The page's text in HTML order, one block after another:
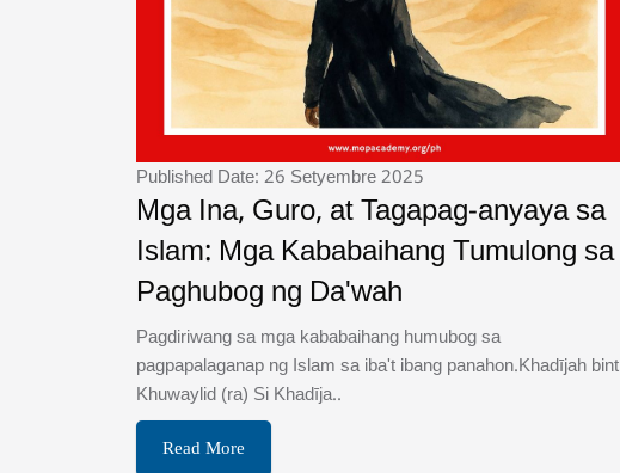
Published Date: 26 Setyembre 2025
Mga Ina, Guro, at Tagapag-anyaya sa
Islam: Mga Kababaihang Tumulong sa
Paghubog ng Da'wah
Pagdiriwang sa mga kababaihang humubog sa
pagpapalaganap ng Islam sa iba't ibang panahon.Khadījah bint
Khuwaylid (ra) Si Khadīja..
Read More